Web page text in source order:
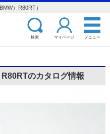
）R80RT）
検索 マイページ メニュー
のカタログ情報